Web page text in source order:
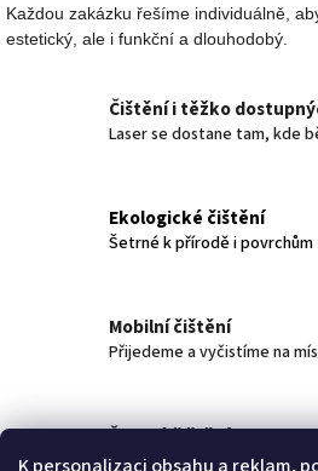
Každou zakázku řešíme individuálně,
estetický, ale i funkční a dlouhodobý.
Čištění i těžko
Laser se dostane tam, kde
Ekologické čištění
Šetrné k přírodě i povrchům
Mobilní čištění
Přijedeme a vyčistíme na
Šetrné čištění
Povrch čistíme a zároveň